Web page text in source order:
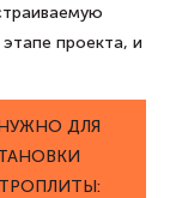
проекта, и
ДЛЯ